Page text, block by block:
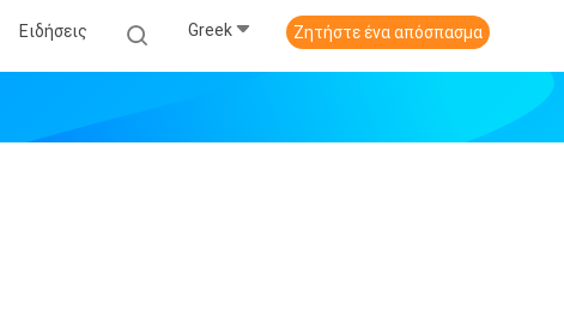
Ειδήσεις Greek Ζητήστε ένα απόσπασμα